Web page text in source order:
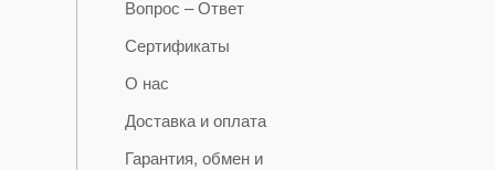
Вопрос – Ответ
Сертификаты
О нас
Доставка и оплата
Гарантия, обмен и